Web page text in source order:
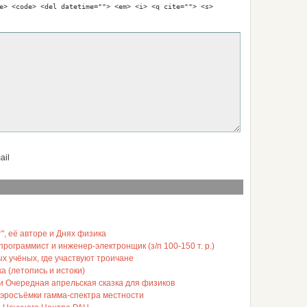
<del datetime=""> <em> <i> <q cite=""> <s>
её авторе и Днях физика
и инженер-электронщик (з/п 100-150 т. р.)
учёных, где участвуют троичане
(летопись и истоки)
Очередная апрельская сказка для физиков
гамма-спектра местности